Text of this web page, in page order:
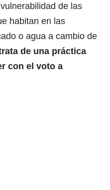
de las
habitan en las
o agua a cambio de
de una práctica
con el voto a